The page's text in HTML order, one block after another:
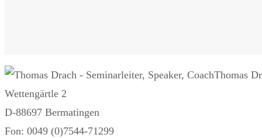
Thomas
Wettengärtle 2
D-88697 Bermatingen
Fon: 0049 (0)7544-71299